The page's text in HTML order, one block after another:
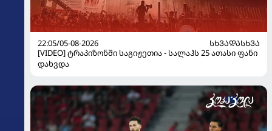
22:05/05-08-2026
ᲡᲮᲕᲐᲓᲐᲡᲮᲕᲐ
[VIDEO] ტრაპიზონში საგიჟეთია - სალაჰს 25 ათასი ფანი
დახვდა